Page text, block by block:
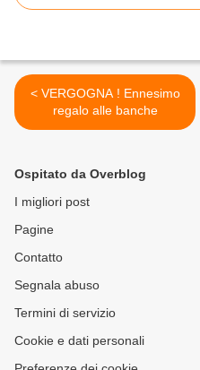
< VERGOGNA ! Ennesimo
regalo alle banche
Ospitato da Overblog
I migliori post
Pagine
Contatto
Segnala abuso
Termini di servizio
Cookie e dati personali